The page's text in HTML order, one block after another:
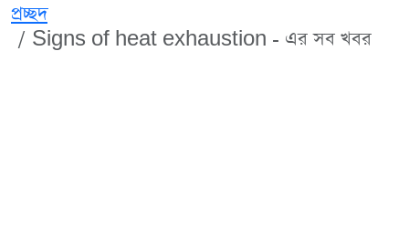
প্রচ্ছদ
Signs of heat exhaustion - এর সব খবর